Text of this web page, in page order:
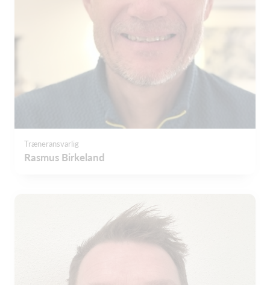
Træneransvarlig
Rasmus Birkeland